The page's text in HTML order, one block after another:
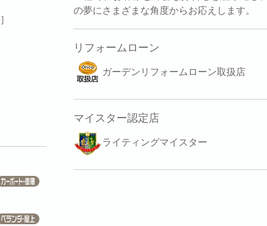
］
の夢にさまざまな角度からお応えします。
リフォームローン
ガーデンリフォームローン取扱店
マイスター認定店
ライティングマイスター